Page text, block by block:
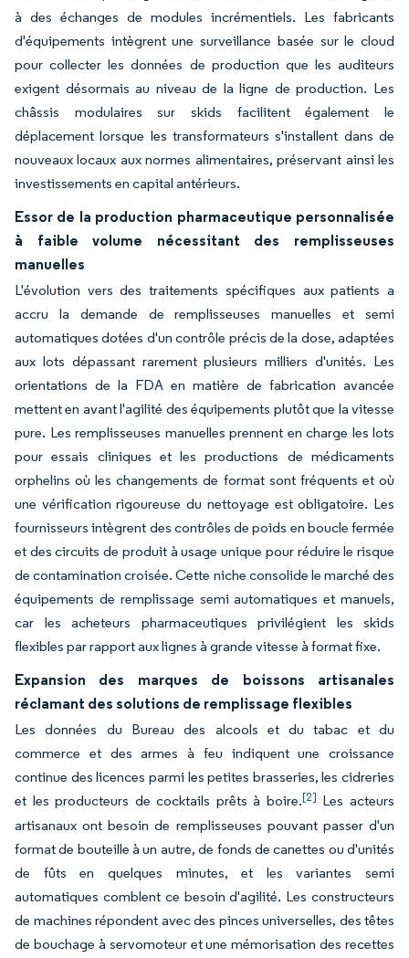
à des échanges de modules incrémentiels. Les fabricants
d'équipements intègrent une surveillance basée sur le cloud
pour collecter les données de production que les auditeurs
exigent désormais au niveau de la ligne de production. Les
châssis modulaires sur skids facilitent également le
déplacement lorsque les transformateurs s'installent dans de
nouveaux locaux aux normes alimentaires, préservant ainsi les
investissements en capital antérieurs.
Essor de la production pharmaceutique personnalisée
à faible volume nécessitant des remplisseuses
manuelles
L'évolution vers des traitements spécifiques aux patients a
accru la demande de remplisseuses manuelles et semi
automatiques dotées d'un contrôle précis de la dose, adaptées
aux lots dépassant rarement plusieurs milliers d'unités. Les
orientations de la FDA en matière de fabrication avancée
mettent en avant l'agilité des équipements plutôt que la vitesse
pure. Les remplisseuses manuelles prennent en charge les lots
pour essais cliniques et les productions de médicaments
orphelins où les changements de format sont fréquents et où
une vérification rigoureuse du nettoyage est obligatoire. Les
fournisseurs intègrent des contrôles de poids en boucle fermée
et des circuits de produit à usage unique pour réduire le risque
de contamination croisée. Cette niche consolide le marché des
équipements de remplissage semi automatiques et manuels,
car les acheteurs pharmaceutiques privilégient les skids
flexibles par rapport aux lignes à grande vitesse à format fixe.
Expansion des marques de boissons artisanales
réclamant des solutions de remplissage flexibles
Les données du Bureau des alcools et du tabac et du
commerce et des armes à feu indiquent une croissance
continue des licences parmi les petites brasseries, les cidreries
et les producteurs de cocktails prêts à boire.[2] Les acteurs
artisanaux ont besoin de remplisseuses pouvant passer d'un
format de bouteille à un autre, de fonds de canettes ou d'unités
de fûts en quelques minutes, et les variantes semi
automatiques comblent ce besoin d'agilité. Les constructeurs
de machines répondent avec des pinces universelles, des têtes
de bouchage à servomoteur et une mémorisation des recettes